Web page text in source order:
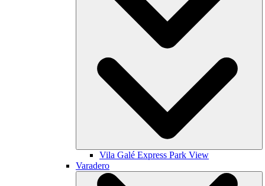
Vila Galé Express Park View
Varadero